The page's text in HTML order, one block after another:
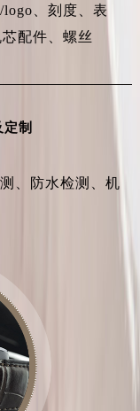
、刻度、表
配件、螺丝
制
、防水检测、机